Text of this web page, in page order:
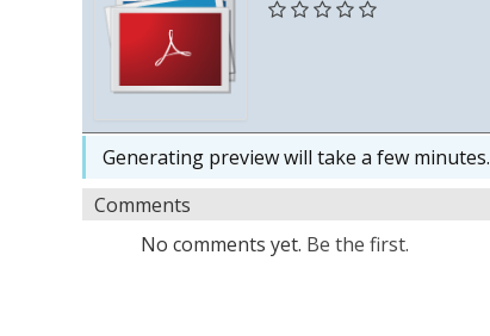
Generating preview will take a few minutes.
Comments
No comments yet. Be the first.